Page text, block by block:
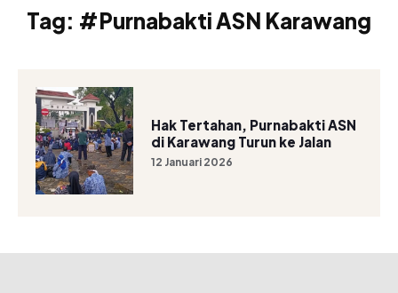
Tag: #Purnabakti ASN Karawang
Hak Tertahan, Purnabakti ASN
di Karawang Turun ke Jalan
12 Januari 2026